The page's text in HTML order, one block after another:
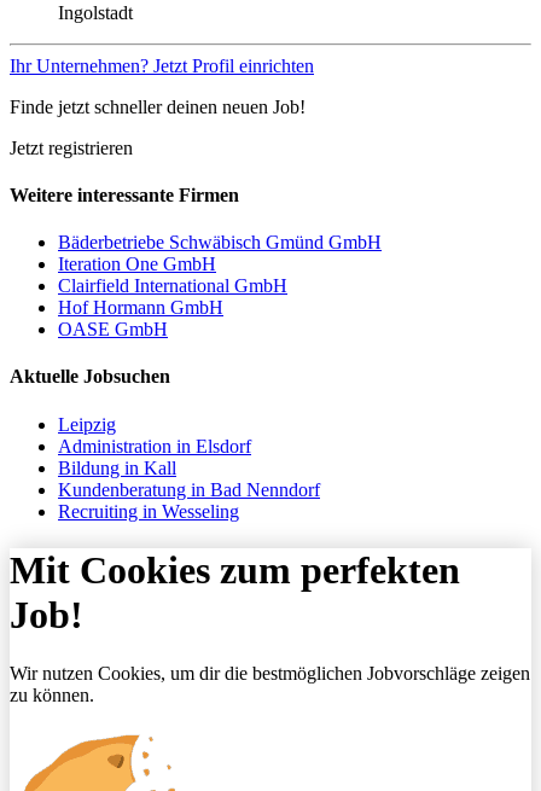
Ingolstadt
Ihr Unternehmen? Jetzt Profil einrichten
Finde jetzt schneller deinen neuen Job!
Jetzt registrieren
Weitere interessante Firmen
Bäderbetriebe Schwäbisch Gmünd GmbH
Iteration One GmbH
Clairfield International GmbH
Hof Hormann GmbH
OASE GmbH
Aktuelle Jobsuchen
Leipzig
Administration in Elsdorf
Bildung in Kall
Kundenberatung in Bad Nenndorf
Recruiting in Wesseling
Mit Cookies zum perfekten
Job!
Wir nutzen Cookies, um dir die bestmöglichen Jobvorschläge zeigen
zu können.